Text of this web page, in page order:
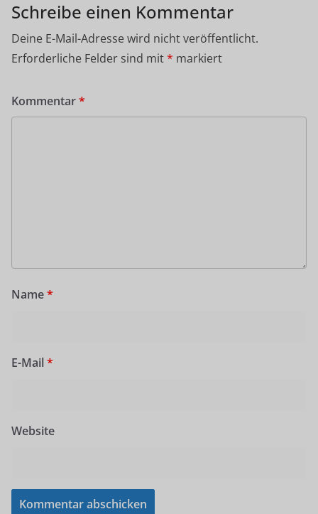
Schreibe einen Kommentar
Deine E-Mail-Adresse wird nicht veröffentlicht.
Erforderliche Felder sind mit* markiert
Kommentar*
Name*
E-Mail *
Website